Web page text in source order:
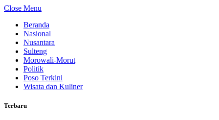
Close Menu
Beranda
Nasional
Nusantara
Sulteng
Morowali-Morut
Politik
Poso Terkini
Wisata dan Kuliner
Terbaru